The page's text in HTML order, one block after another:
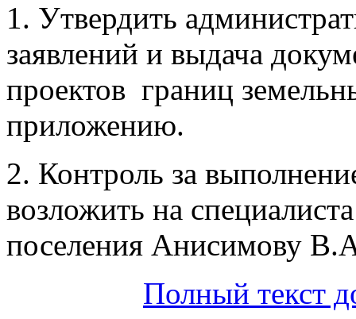
1. Утвердить
заявлений и выдача
проектов границ
приложению.
2. Контроль за
возложить на
поселения Анисимову
Полный текст